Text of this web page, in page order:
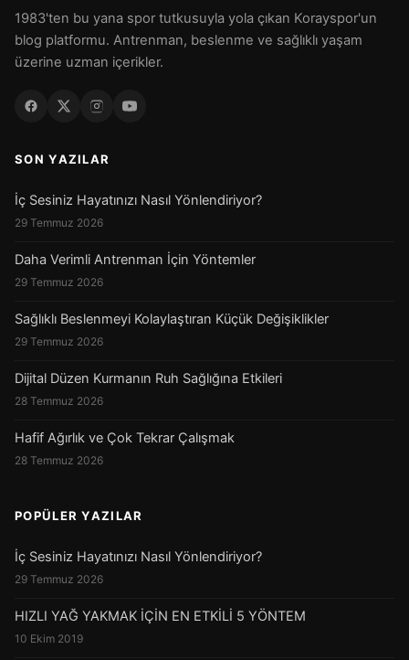
1983'ten bu yana spor tutkusuyla yola çıkan Korayspor'un
blog platformu. Antrenman, beslenme ve sağlıklı yaşam
üzerine uzman içerikler.
SON YAZILAR
İç Sesiniz Hayatınızı Nasıl Yönlendiriyor?
29 Temmuz 2026
Daha Verimli Antrenman İçin Yöntemler
29 Temmuz 2026
Sağlıklı Beslenmeyi Kolaylaştıran Küçük Değişiklikler
29 Temmuz 2026
Dijital Düzen Kurmanın Ruh Sağlığına Etkileri
28 Temmuz 2026
Hafif Ağırlık ve Çok Tekrar Çalışmak
28 Temmuz 2026
POPÜLER YAZILAR
İç Sesiniz Hayatınızı Nasıl Yönlendiriyor?
29 Temmuz 2026
HIZLI YAĞ YAKMAK İÇİN EN ETKİLİ 5 YÖNTEM
10 Ekim 2019